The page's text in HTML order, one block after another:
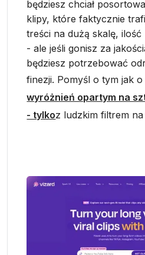
będziesz chciał
klipy, które faktycznie
treści na dużą skalę,
- ale jeśli gonisz za
będziesz potrzebować
finezji. Pomyśl o tym jak o
wyróżnień opartym na
- tylkoz ludzkim filtrem